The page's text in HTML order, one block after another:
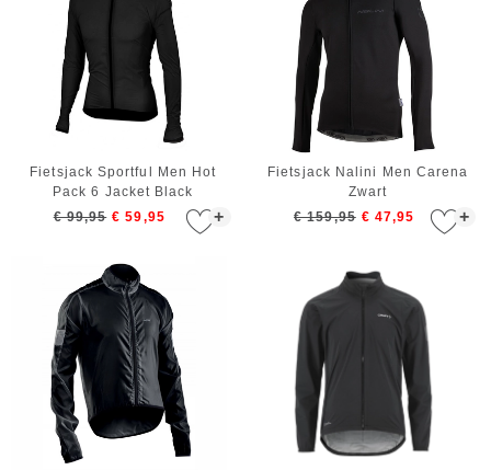
+
Fietsjack Sportful Men Hot
Pack 6 Jacket Black
€ 99,95 € 59,95 +
Fietsjack Nalini Men Carena
Zwart
€ 159,95 € 47,95